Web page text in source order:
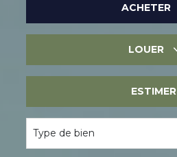
ACHETER
Immobilier ancien
Immobilier professionnel
LOUER
Immobilier professionnel
ESTIMER
Type de bien